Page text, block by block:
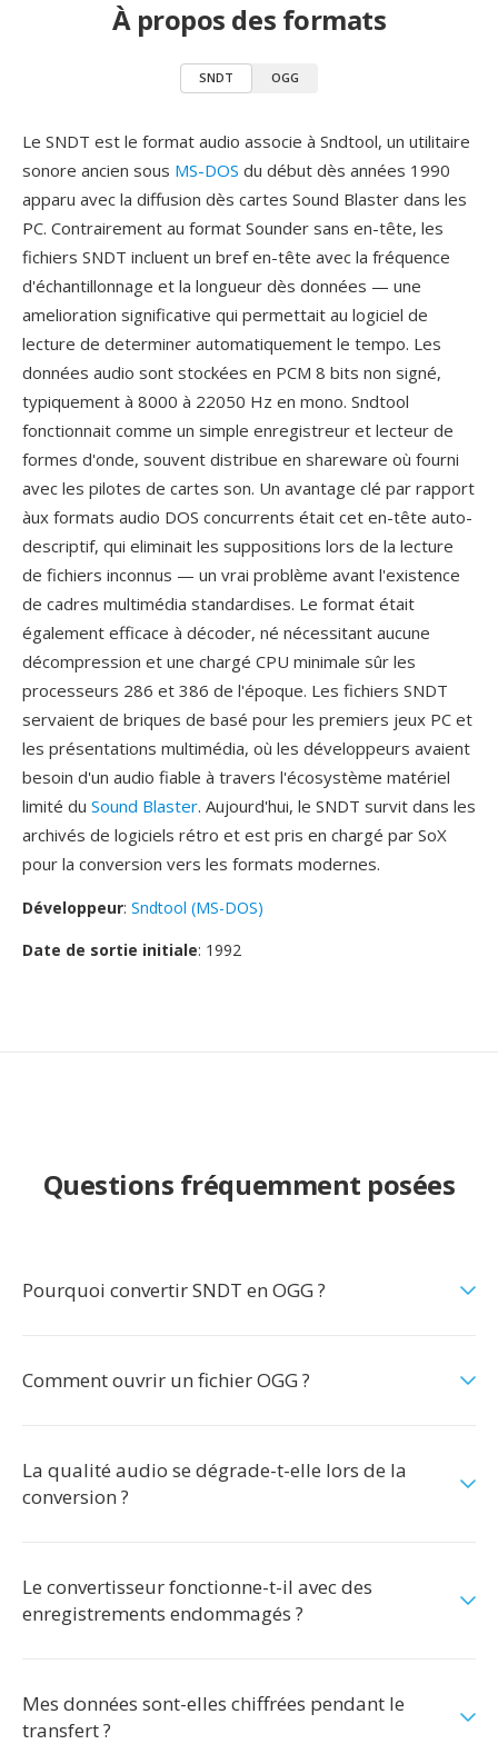
À propos des formats
SNDT OGG
Le SNDT est le format audio associe à Sndtool, un utilitaire
sonore ancien sous MS-DOS du début dès années 1990
apparu avec la diffusion dès cartes Sound Blaster dans les
PC. Contrairement au format Sounder sans en-tête, les
fichiers SNDT incluent un bref en-tête avec la fréquence
d'échantillonnage et la longueur dès données — une
amelioration significative qui permettait au logiciel de
lecture de determiner automatiquement le tempo. Les
données audio sont stockées en PCM 8 bits non signé,
typiquement à 8000 à 22050 Hz en mono. Sndtool
fonctionnait comme un simple enregistreur et lecteur de
formes d'onde, souvent distribue en shareware où fourni
avec les pilotes de cartes son. Un avantage clé par rapport
àux formats audio DOS concurrents était cet en-tête auto-
descriptif, qui eliminait les suppositions lors de la lecture
de fichiers inconnus — un vrai problème avant l'existence
de cadres multimédia standardises. Le format était
également efficace à décoder, né nécessitant aucune
décompression et une chargé CPU minimale sûr les
processeurs 286 et 386 de l'époque. Les fichiers SNDT
servaient de briques de basé pour les premiers jeux PC et
les présentations multimédia, où les développeurs avaient
besoin d'un audio fiable à travers l'écosystème matériel
limité du Sound Blaster. Aujourd'hui, le SNDT survit dans les
archivés de logiciels rétro et est pris en chargé par SoX
pour la conversion vers les formats modernes.
Développeur: Sndtool (MS-DOS)
Date de sortie initiale: 1992
Questions fréquemment posées
Pourquoi convertir SNDT en OGG ?
Comment ouvrir un fichier OGG ?
La qualité audio se dégrade-t-elle lors de la
conversion ?
Le convertisseur fonctionne-t-il avec des
enregistrements endommagés ?
Mes données sont-elles chiffrées pendant le
transfert ?